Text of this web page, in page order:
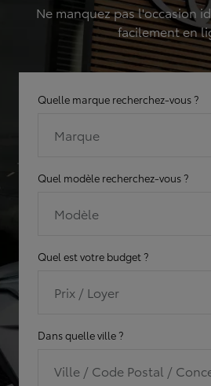
Ne manquez pas l'occasion
facilement en
Quelle marque recherchez-vous ?
Marque
Quel modèle recherchez-vous ?
Modèle
Quel est votre budget ?
Prix / Loyer
Dans quelle ville ?
Ville / Code Postal /